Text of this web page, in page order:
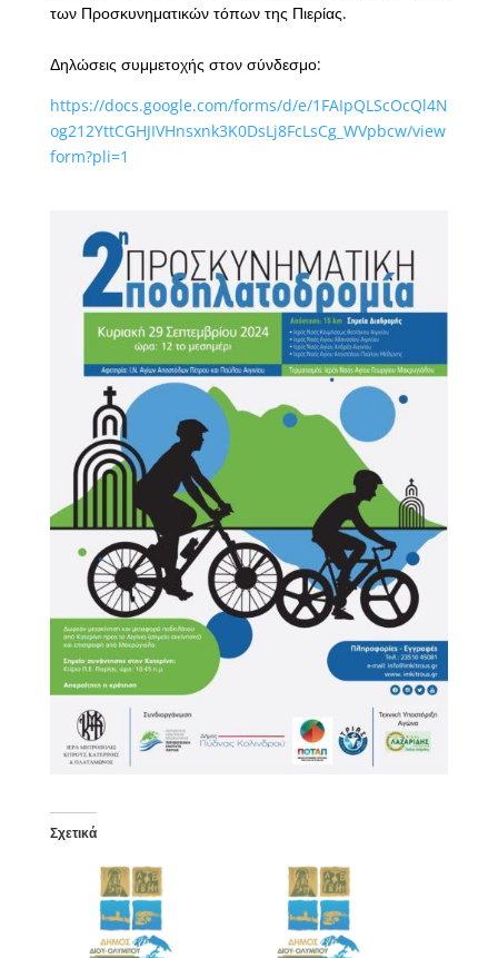
των Προσκυνηματικών τόπων της Πιερίας.
Δηλώσεις συμμετοχής στον σύνδεσμο:
https://docs.google.com/forms/d/e/1FAIpQLScOcQl4N
og212YttCGHJIVHnsxnk3K0DsLj8FcLsCg_WVpbcw/view
form?pli=1
Σχετικά